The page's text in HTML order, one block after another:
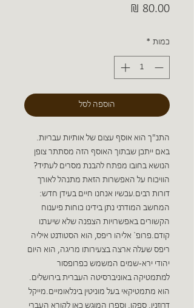
כמות *
הוספה לסל
התנ"ך הוא אוסף עצום של אותיות עבריות.
באם ייתכן שבתוך האוסף הזה מסתתר צופן
הנושא בחובו מפתח להבנת מסרים לעתיד?
הוויכוח על האפשרות הזאת מתנהל לאורך
דורות רבים.עכשיו אנחנו חיים בעידן חדש:
המחשב המודרני נתן בידינו כוחות פיענוח
הקשורים באפשרויות הצפנה שלא שיערנו
קודם.פרופ` אליהו ריפס, הוא הסטודנט איליה
ריפס שעלה ארצה בצעירותו מריגה, הוא היום
יהודי ירא-שמים המשמש כפרופסור
למתמטיקה באוניברסיטה העברית בירושלים.
הוא מתמטיקאי בעל מוניטין בינלאומיים.מייקל
דרוזנין, ספקן, וספרו המוגש כאן לקורא העברי